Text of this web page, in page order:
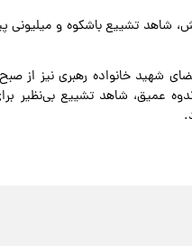
تشییع باشکوه و میلیونی
شهید خانواده رهبری نیز از
عمیق، شاهد تشییع بی‌نظیر